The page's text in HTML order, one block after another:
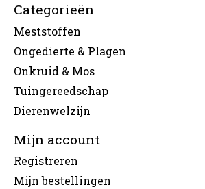
Categorieën
Meststoffen
Ongedierte & Plagen
Onkruid & Mos
Tuingereedschap
Dierenwelzijn
Mijn account
Registreren
Mijn bestellingen